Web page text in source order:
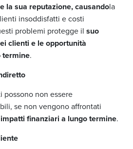
la sua reputazione, causandola
insoddisfatti e costi
problemi protegge il suo
clienti e le opportunità
termine.
possono non essere
se non vengono affrontati
finanziari a lungo termine.